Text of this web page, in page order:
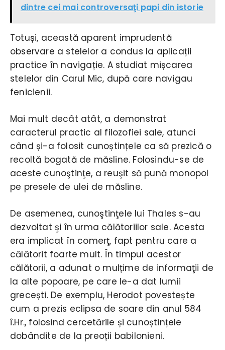
dintre cei mai controversaţi papi din istorie
Totuși, această aparent imprudentă
observare a stelelor a condus la aplicații
practice în navigație. A studiat mișcarea
stelelor din Carul Mic, după care navigau
fenicienii.
Mai mult decât atât, a demonstrat
caracterul practic al filozofiei sale, atunci
când și-a folosit cunoștințele ca să prezică o
recoltă bogată de măsline. Folosindu-se de
aceste cunoştinţe, a reuşit să pună monopol
pe presele de ulei de măsline.
De asemenea, cunoştinţele lui Thales s-au
dezvoltat şi în urma călătoriilor sale. Acesta
era implicat în comerţ, fapt pentru care a
călătorit foarte mult. În timpul acestor
călătorii, a adunat o mulțime de informaţii de
la alte popoare, pe care le-a dat lumii
grecești. De exemplu, Herodot povestește
cum a prezis eclipsa de soare din anul 584
î.Hr., folosind cercetările și cunoștințele
dobândite de la preoții babilonieni.